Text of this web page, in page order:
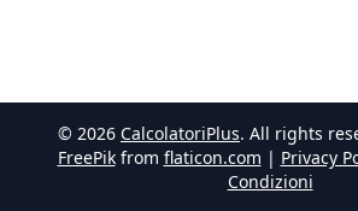
© 2026 CalcolatoriPlus. All rights
FreePik from flaticon.com | Privacy
Condizioni